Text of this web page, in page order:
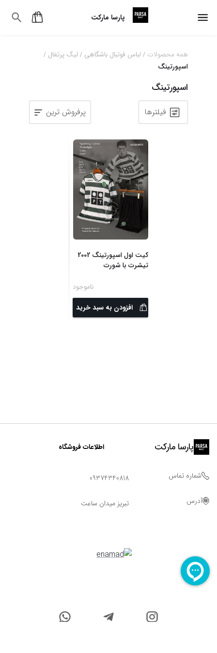
پارسا مارکت
همه محصولات / لباس فوتبال باشگاهی / لیگ پرتغال /
اسپورتینگ
اسپورتینگ
فیلترها پرفروش ترین
کیت اول اسپورتینگ 2002
تیشرت با شورت
ناموجود
افزودن به سبد خرید
پارسا مارکت اطلاعات فروشگاه
شماره تماس 09374340818
آدرس تبریز میدان ساعت